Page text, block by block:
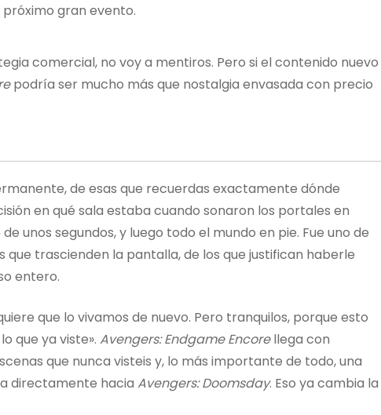
gran evento.
comercial, no voy a mentiros. Pero si el contenido nuevo
podría ser mucho más que nostalgia envasada con precio
de esas que recuerdas exactamente dónde
en qué sala estaba cuando sonaron los portales en
unos segundos, y luego todo el mundo en pie. Fue uno de
trascienden la pantalla, de los que justifican haberle
entero.
que lo vivamos de nuevo. Pero tranquilos, porque esto
que ya viste». Avengers: Endgame Encorellega con
que nunca visteis y, lo más importante de todo, una
directamente hacia Avengers: Doomsday. Eso ya cambia la